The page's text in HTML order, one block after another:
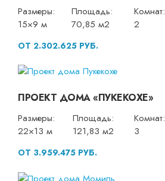
Размеры:
15×9 м
Площадь:
70,85 м2
Комнат:
2
ОТ 2.302.625 РУБ.
ПРОЕКТ ДОМА «ПУКЕКОХЕ»
Размеры:
22×13 м
Площадь:
121,83 м2
Комнат:
3
ОТ 3.959.475 РУБ.